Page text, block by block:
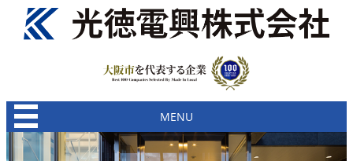
MENU